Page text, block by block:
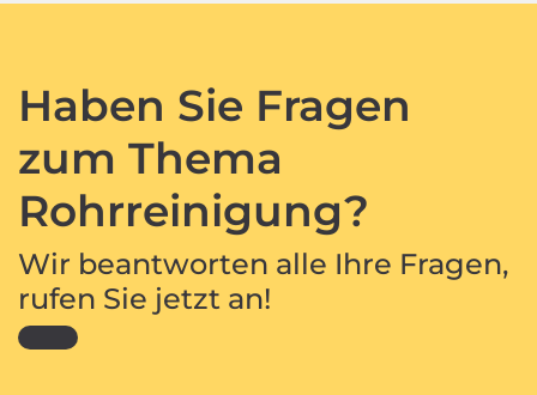
Haben Sie Fragen
zum Thema
Rohrreinigung?
Wir beantworten alle Ihre Fragen,
rufen Sie jetzt an!